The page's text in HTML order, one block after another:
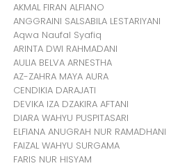
AKMAL FIRAN ALFIANO
ANGGRAINI SALSABILA LESTARIYANI
Aqwa Naufal Syafiq
ARINTA DWI RAHMADANI
AULIA BELVA ARNESTHA
AZ-ZAHRA MAYA AURA
CENDIKIA DARAJATI
DEVIKA IZA DZAKIRA AFTANI
DIARA WAHYU PUSPITASARI
ELFIANA ANUGRAH NUR RAMADHANI
FAIZAL WAHYU SURGAMA
FARIS NUR HISYAM